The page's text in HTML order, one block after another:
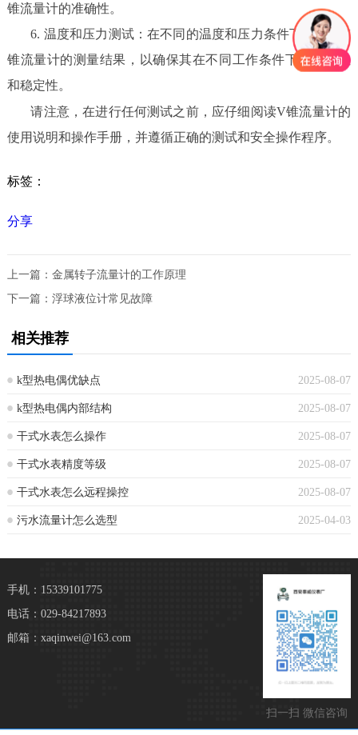
锥流量计的准确性。
6. 温度和压力测试：在不同的温度和压力条件下，测试V
锥流量计的测量结果，以确保其在不同工作条件下的准确性
和稳定性。
请注意，在进行任何测试之前，应仔细阅读V锥流量计的
使用说明和操作手册，并遵循正确的测试和安全操作程序。
标签：
分享
上一篇： 金属转子流量计的工作原理
下一篇： 浮球液位计常见故障
相关推荐
2025-08-07
k型热电偶优缺点
2025-08-07
k型热电偶内部结构
2025-08-07
干式水表怎么操作
2025-08-07
干式水表精度等级
2025-08-07
干式水表怎么远程操控
2025-04-03
污水流量计怎么选型
扫一扫 微信咨询
手机：15339101775
电话：029-84217893
邮箱：xaqinwei@163.com